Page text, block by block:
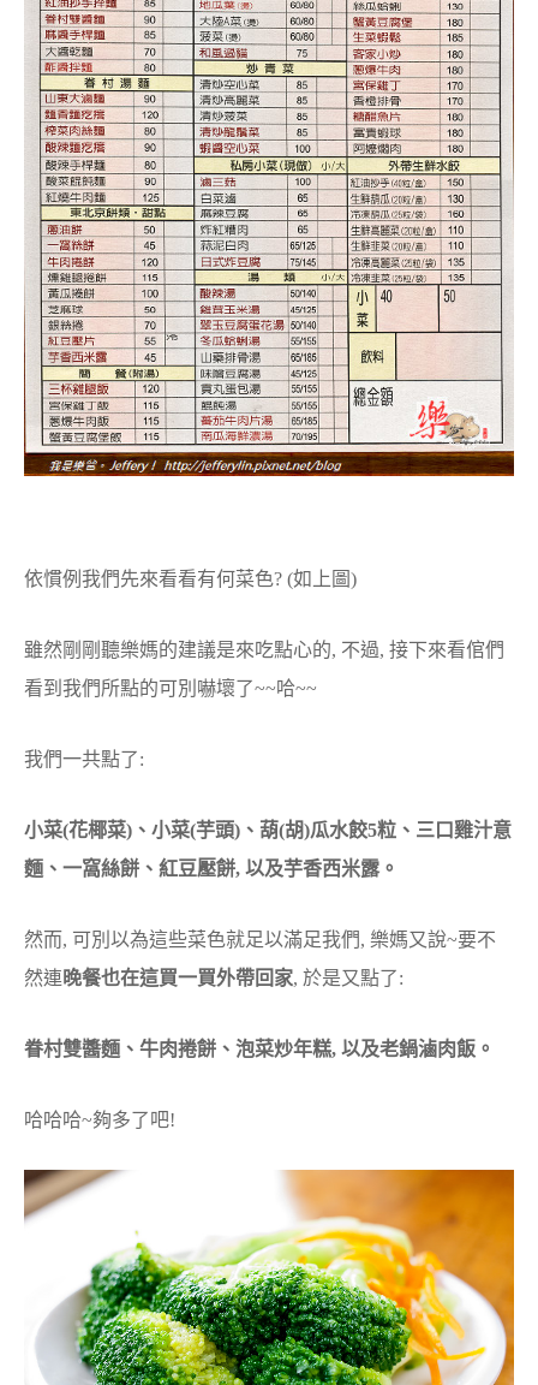
依慣例我們先來看看有何菜色? (如上圖)
雖然剛剛聽樂媽的建議是來吃點心的, 不過, 接下來看倌們
看到我們所點的可別嚇壞了~~哈~~
我們一共點了:
小菜(花椰菜)、小菜(芋頭)、葫(胡)瓜水餃5粒、三口雞汁意
麵、一窩絲餅、紅豆壓餅, 以及芋香西米露。
然而, 可別以為這些菜色就足以滿足我們, 樂媽又說~要不
然連 晚餐也在這買一買外帶回家, 於是又點了:
眷村雙醬麵、牛肉捲餅、泡菜炒年糕, 以及老鍋滷肉飯。
哈哈哈~夠多了吧!